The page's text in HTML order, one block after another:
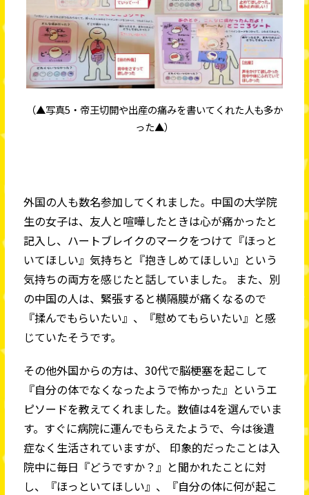
（▲写真5・帝王切開や出産の痛みを書いてくれた人も多か
った▲）
外国の人も数名参加してくれました。中国の大学院
生の女子は、友人と喧嘩したときは心が痛かったと
記入し、ハートブレイクのマークをつけて『ほっと
いてほしい』気持ちと『抱きしめてほしい』という
気持ちの両方を感じたと話していました。 また、別
の中国の人は、緊張すると横隔膜が痛くなるので
『揉んでもらいたい』、『慰めてもらいたい』と感
じていたそうです。
その他外国からの方は、30代で脳梗塞を起こして
『自分の体でなくなったようで怖かった』というエ
ピソードを教えてくれました。数値は4を選んでいま
す。すぐに病院に運んでもらえたようで、今は後遺
症なく生活されていますが、 印象的だったことは入
院中に毎日『どうですか？』と聞かれたことに対
し、『ほっといてほしい』、『自分の体に何が起こ